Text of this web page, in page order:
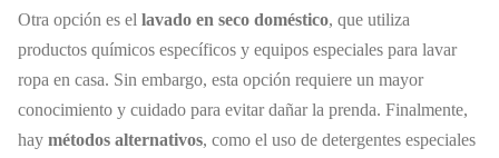
Otra opción es el lavado en seco doméstico, que utiliza
productos químicos específicos y equipos especiales para lavar
ropa en casa. Sin embargo, esta opción requiere un mayor
conocimiento y cuidado para evitar dañar la prenda. Finalmente,
hay métodos alternativos, como el uso de detergentes especiales